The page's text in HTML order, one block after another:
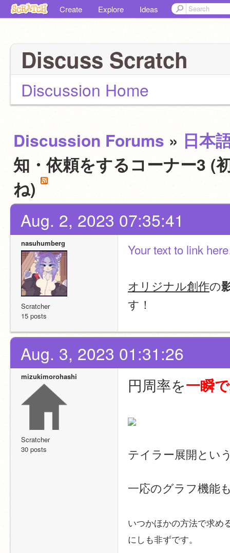
Create Explore Ideas
Discuss Scratch
Discussion Home
Discussion Forums » 日本
知・依頼をするコーナー3 (
ね)
Aug. 2, 2023 07:35:41
nasuhumberg
Scratcher
15 posts
Your text to link
オリジナル創作の
す！
Aug. 3, 2023 01:31:26
mizukimorohashi
Scratcher
30 posts
円周率を一瞬で
テイラー展開とい
一応のグラフ機能
いつかほかの方法で求め
にしも非ずです。